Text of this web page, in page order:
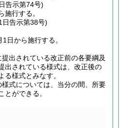
告示第74号)
施行する。
日告示第38号)
日から施行する。
出されている改正前の各要綱及
出されている様式は、改正後の
る様式とみなす。
式については、当分の間、所要
とができる。